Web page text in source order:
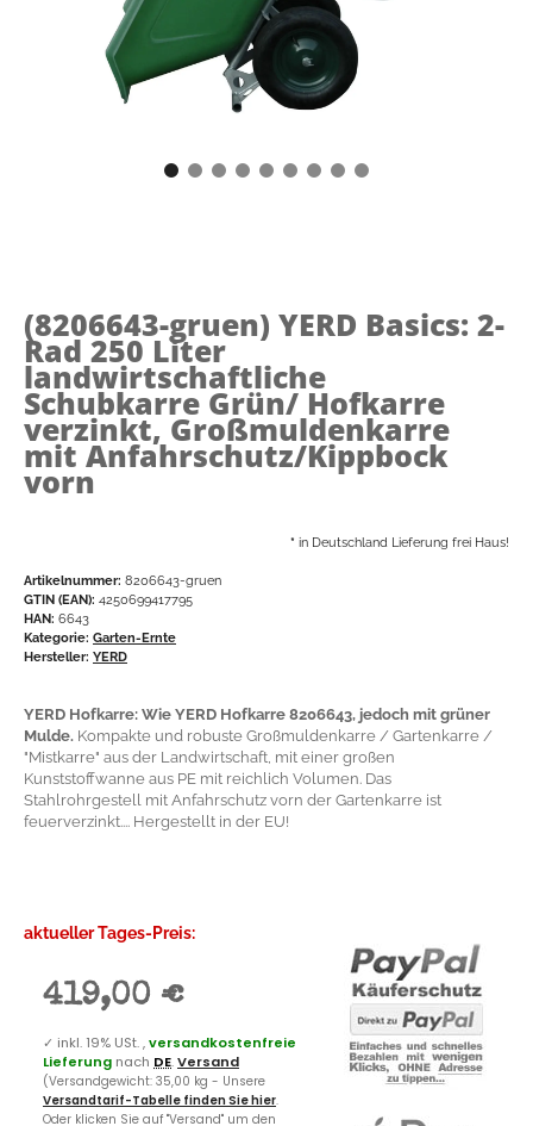
(8206643-gruen) YERD Basics: 2-
Rad 250 Liter
landwirtschaftliche
Schubkarre Grün/ Hofkarre
verzinkt, Großmuldenkarre
mit Anfahrschutz/Kippbock
vorn
* in Deutschland Lieferung frei Haus!
Artikelnummer: 8206643-gruen
GTIN (EAN): 4250699417795
HAN: 6643
Kategorie: Garten-Ernte
Hersteller: YERD
YERD Hofkarre: Wie YERD Hofkarre 8206643, jedoch mit grüner
Mulde. Kompakte und robuste Großmuldenkarre / Gartenkarre /
"Mistkarre" aus der Landwirtschaft, mit einer großen
Kunststoffwanne aus PE mit reichlich Volumen. Das
Stahlrohrgestell mit Anfahrschutz vorn der Gartenkarre ist
feuerverzinkt.... Hergestellt in der EU!
aktueller Tages-Preis:
419,00 €
✓ inkl. 19% USt. ,versandkostenfreie
Lieferung nach DE.Versand
(Versandgewicht: 35,00 kg - Unsere
Versandtarif-Tabelle finden Sie hier.
Oder klicken Sie auf "Versand" um den